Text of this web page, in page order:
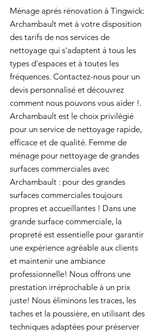
Ménage aprés rénovation à Tingwick:
Archambault met à votre disposition
des tarifs de nos services de
nettoyage qui s'adaptent à tous les
types d'espaces et à toutes les
fréquences. Contactez-nous pour un
devis personnalisé et découvrez
comment nous pouvons vous aider !.
Archambault est le choix privilégié
pour un service de nettoyage rapide,
efficace et de qualité. Femme de
ménage pour nettoyage de grandes
surfaces commerciales avec
Archambault : pour des grandes
surfaces commerciales toujours
propres et accueillantes ! Dans une
grande surface commerciale, la
propreté est essentielle pour garantir
une expérience agréable aux clients
et maintenir une ambiance
professionnelle! Nous offrons une
prestation irréprochable à un prix
juste! Nous éliminons les traces, les
taches et la poussière, en utilisant des
techniques adaptées pour préserver